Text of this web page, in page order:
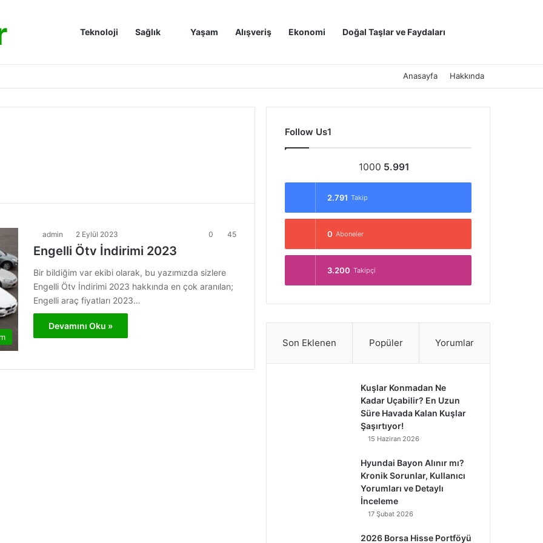
Anasayfa
Teknoloji Sağlık Yaşam Alışveriş Ekonomi Doğal Taşlar ve Faydaları
Anasayfa Hakkında
admin 2 Eylül 2023 0 45
Engelli Ötv İndirimi 2023
Bir bildiğim var ekibi olarak, bu yazımızda sizlere
Engelli Ötv İndirimi 2023 hakkında en çok aranılan;
Engelli araç fiyatları 2023…
Devamını Oku »
Follow Us1
1000 5.991
2.791 Takip
0 Aboneler
3.200 Takipçi
Son Eklenen Popüler Yorumlar
Kuşlar Konmadan Ne
Kadar Uçabilir? En Uzun
Süre Havada Kalan Kuşlar
Şaşırtıyor!
15 Haziran 2026
Hyundai Bayon Alınır mı?
Kronik Sorunlar, Kullanıcı
Yorumları ve Detaylı
İnceleme
17 Şubat 2026
2026 Borsa Hisse Portföyü